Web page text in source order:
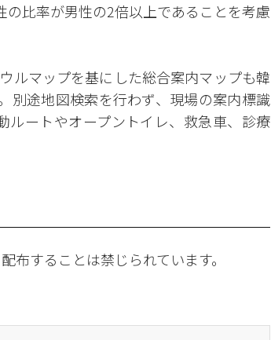
比率が男性の2倍以上であることを考慮
ルマップを基にした総合案内マップも韓
別途地図検索を行わず、現場の案内標識
ルートやオープントイレ、救急車、診療
布することは禁じられています。